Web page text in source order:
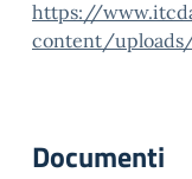
https://
content/
Documenti